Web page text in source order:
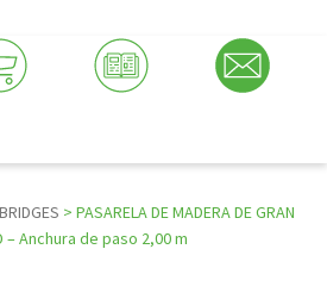
> PASARELA DE MADERA DE GRAN
– Anchura de paso 2,00 m